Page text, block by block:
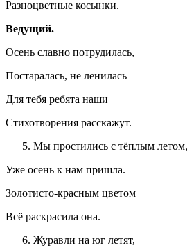
Разноцветные косынки.
Ведущий.
Осень славно потрудилась,
Постаралась, не ленилась
Для тебя ребята наши
Стихотворения расскажут.
Мы простились с тёплым летом,
Уже осень к нам пришла.
Золотисто-красным цветом
Всё раскрасила она.
Журавли на юг летят,